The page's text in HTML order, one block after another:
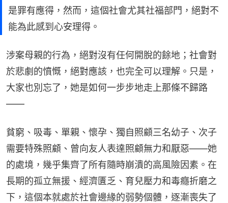
是罪有應得，然而，這個社會尤其社福部門，絕對不
能為此感到心安理得。
涉案母親的行為，絕對沒有任何開脫的餘地；社會對
於悲劇的憤慨，絕對應該，也完全可以理解。只是，
大家也別忘了，她是如何一步步地走上那條不歸路
——
貧窮、吸毒、單親、懷孕、獨自照顧三名幼子、次子
需要特殊照顧、曾向友人表達照顧無力和厭惡——她
的處境，幾乎集齊了所有隨時崩潰的高風險因素。在
長期的孤立無援、經濟匱乏、育兒壓力和毒癮折磨之
下，這個本就處於社會邊緣的弱勢個體，逐漸喪失了